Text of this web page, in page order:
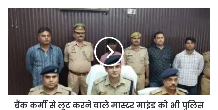
बैंक कर्मी से लूट करने वाले मास्टर माइंड को भी पुलिस